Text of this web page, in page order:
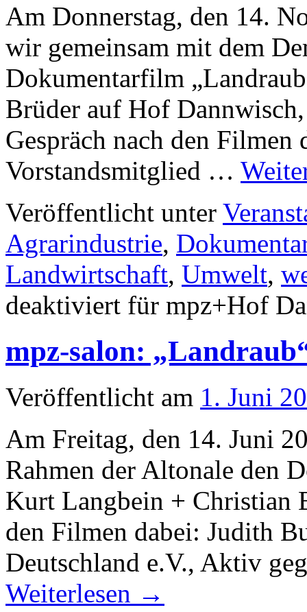
Am Donnerstag, den 14.
wir gemeinsam mit dem
Dokumentarfilm
Brüder auf Hof
Gespräch nach den Filmen
Vorstandsmitglied …
Veröffentlicht unter
Agrarindustrie,
Landwirtschaft, Umwelt,
deaktiviert für mpz+Hof
mpz-salon:
Veröffentlicht am 1. Juni
Am Freitag, den 14. Juni
Rahmen der Altonale den
Kurt Langbein + Christian
den Filmen dabei: Judith
Deutschland e.V., Aktiv
Weiterlesen →